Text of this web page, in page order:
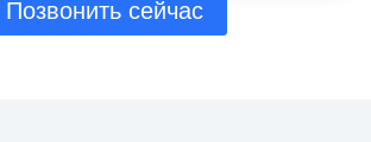
Позвонить сейчас